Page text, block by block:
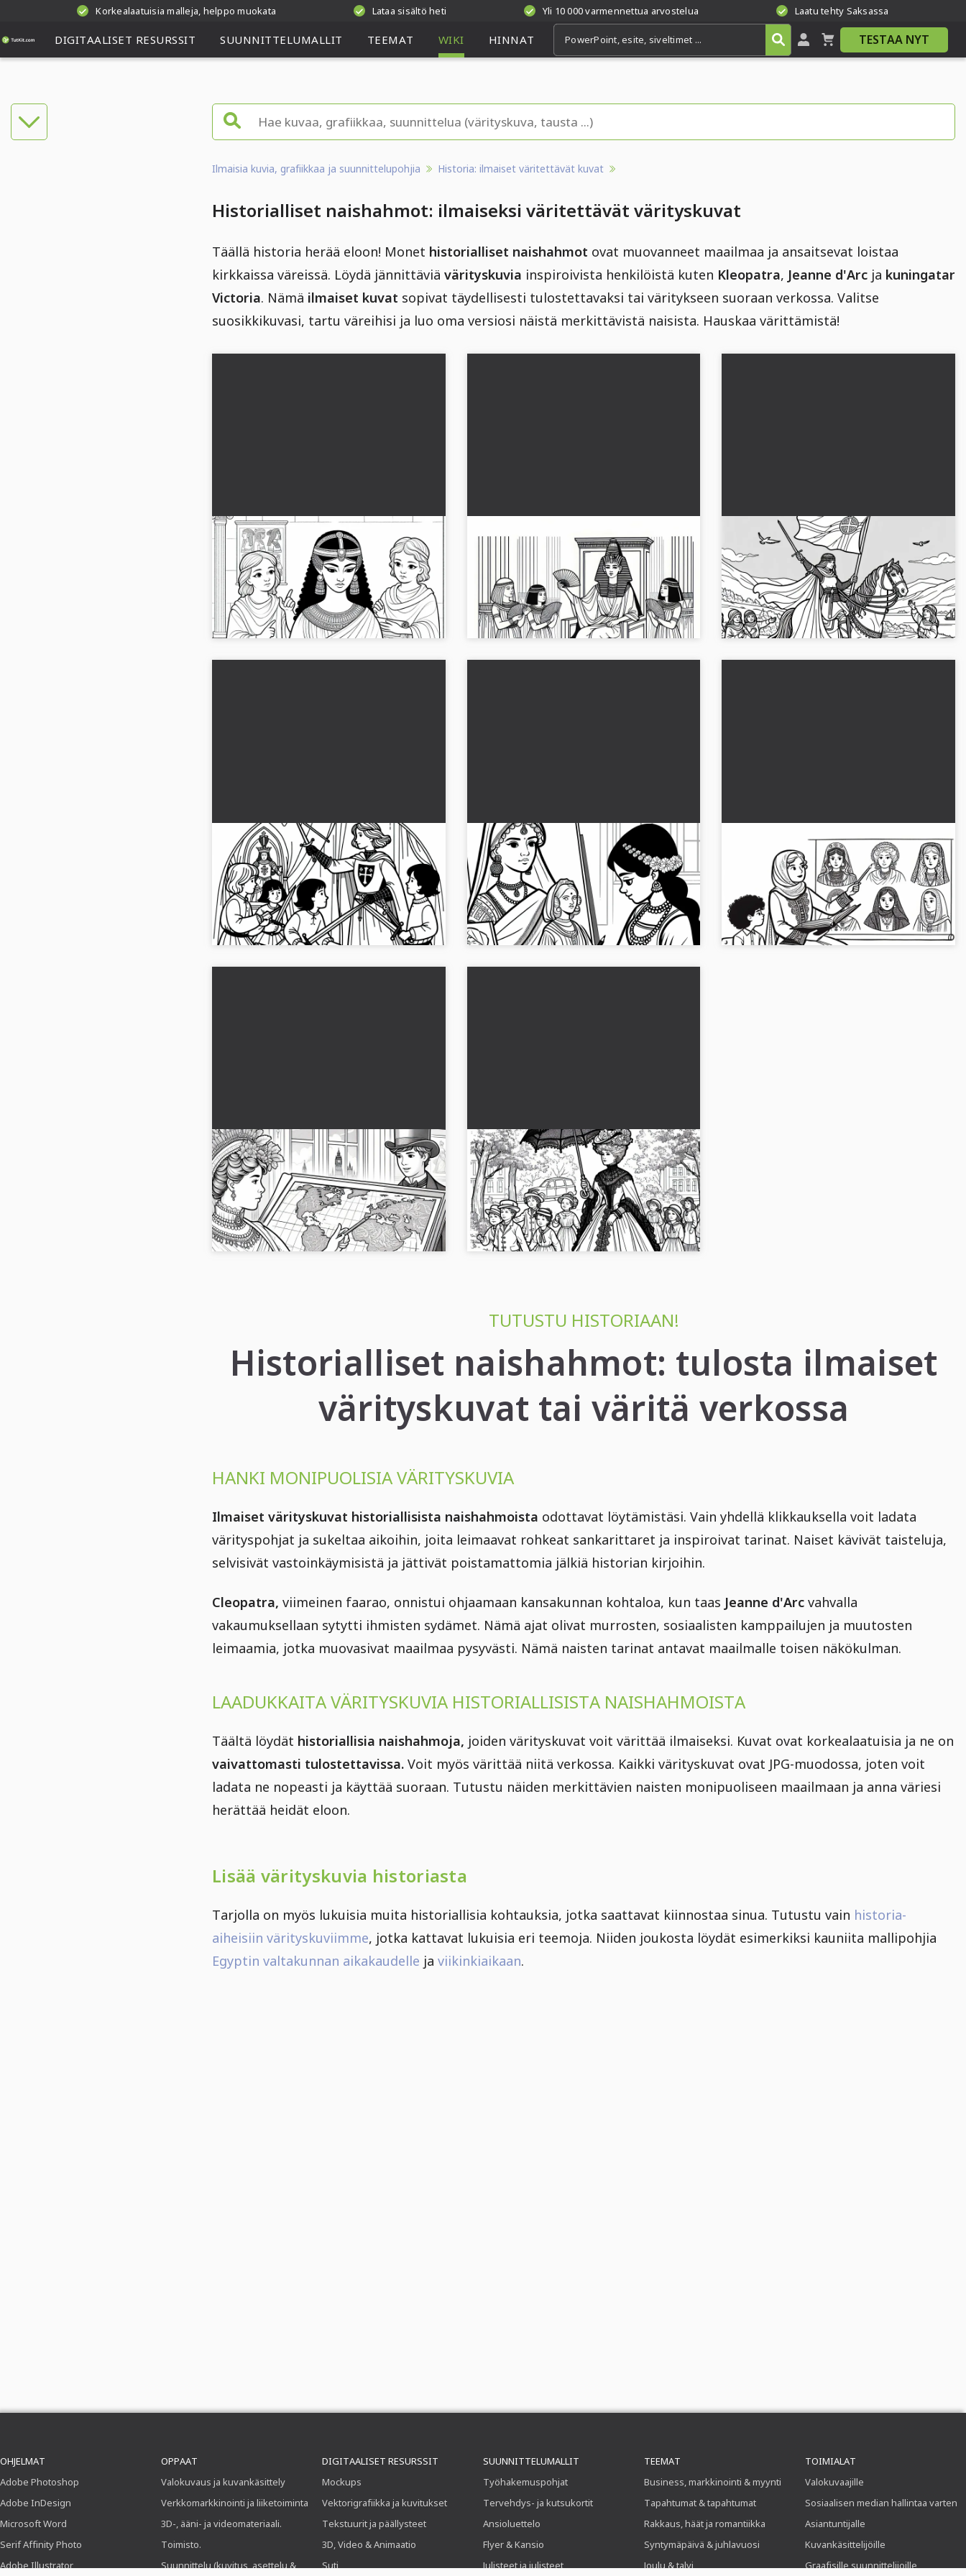
Korkealaatuisia malleja, helppo muokata Lataa sisältö heti Yli 10 000 varmennettua arvostelua Laatu tehty Saksassa
DIGITAALISET RESURSSIT SUUNNITTELUMALLIT TEEMAT WIKI HINNAT TESTAA NYT
Ilmaisia kuvia, grafiikkaa ja suunnittelupohjia Historia: ilmaiset väritettävät kuvat
Historialliset naishahmot: ilmaiseksi väritettävät värityskuvat
Täällä historia herää eloon! Monet historialliset naishahmot ovat muovanneet maailmaa ja ansaitsevat loistaa
kirkkaissa väreissä. Löydä jännittäviä värityskuvia inspiroivista henkilöistä kuten Kleopatra, Jeanne d'Arc ja kuningatar
Victoria. Nämä ilmaiset kuvat sopivat täydellisesti tulostettavaksi tai väritykseen suoraan verkossa. Valitse
suosikkikuvasi, tartu väreihisi ja luo oma versiosi näistä merkittävistä naisista. Hauskaa värittämistä!
Kleopatra ja pergamentit – Ilmainen
värityskuva historiallisista
naisfiguureista
Hanki ilmainen värityskuva Kleopatrista
pergamenttien kanssa. Lataa nyt ja tule
luovaksi....
Kleopatra valtaistuimella – Ilmainen
värityskuva historiallisista naisista
Koe Kleopatran väri kuva valtaistuimella ja
herätä historiallinen hahmo eloon. Lataa se nyt
ilmaiseksi!...
Jeanne d'Arc hevosella ja viirin
kanssa - Ilmainen värityssivupohja
historiallisista naisista
Koe Jeanne d'Arc hevosella värityskuvassa.
Hae ilmainen väritysmalli ja muuta se luovilla
väreillä....
Lapset leikkivät puukeihäillä –
Kohtaus Jeanne d'Arc'in tarinasta
Kohtaa menneisyys ilmaisella
värityskuvallamme. Hanki nyt kohtaus Jeanne
d'Arcista!...
Tyttö maalaa historiallisen
kuningattaren muotokuvan –
Väritettävä kuva historiallisista
naishahmoista
Hae ilmainen värityskuva historiallisesta
kuningattarista ja opi lisää vaikuttavista
naispuolisista hahmoista. Lataa nyt!...
Kuuntelet tarkkaavaisena, kun
opettaja puhuu historian suurista
naisista – värityskuva historiallisista
naisfiguureista
Tutustu jännittävään värityskuvaan, joka
esittää opettajaa historiallisten naispuolisten
hahmojen kanssa. Lataa se ilmaiseksi!...
Nainen osoittaa maailmankarttaa
Victorian aikana - Ilmainen
värityssivu historiallisista naisista
Koe luova värityssivusto, jossa on nainen ja
maailman kartta kuningatar Victorian ajalta.
Hanki ilmainen kuvasi!...
Kuningatar Viktoria sateenvarjon
kanssa kävelyllä puistossa –
Ilmainen värityskuva historiallisista
naisista
Nauti värittämisestä kuningatar Victorian
kävellessä puistossa. Lataa kuva nyt
ilmaiseksi!...
TUTUSTU HISTORIAAN!
Historialliset naishahmot: tulosta ilmaiset
värityskuvat tai väritä verkossa
HANKI MONIPUOLISIA VÄRITYSKUVIA
Ilmaiset värityskuvat historiallisista naishahmoista odottavat löytämistäsi. Vain yhdellä klikkauksella voit ladata
värityspohjat ja sukeltaa aikoihin, joita leimaavat rohkeat sankarittaret ja inspiroivat tarinat. Naiset kävivät taisteluja,
selvisivät vastoinkäymisistä ja jättivät poistamattomia jälkiä historian kirjoihin.
Cleopatra, viimeinen faarao, onnistui ohjaamaan kansakunnan kohtaloa, kun taas Jeanne d'Arc vahvalla
vakaumuksellaan sytytti ihmisten sydämet. Nämä ajat olivat murrosten, sosiaalisten kamppailujen ja muutosten
leimaamia, jotka muovasivat maailmaa pysyvästi. Nämä naisten tarinat antavat maailmalle toisen näkökulman.
LAADUKKAITA VÄRITYSKUVIA HISTORIALLISISTA NAISHAHMOISTA
Täältä löydät historiallisia naishahmoja, joiden värityskuvat voit värittää ilmaiseksi. Kuvat ovat korkealaatuisia ja ne on
vaivattomasti tulostettavissa. Voit myös värittää niitä verkossa. Kaikki värityskuvat ovat JPG-muodossa, joten voit
ladata ne nopeasti ja käyttää suoraan. Tutustu näiden merkittävien naisten monipuoliseen maailmaan ja anna väriesi
herättää heidät eloon.
Lisää värityskuvia historiasta
Tarjolla on myös lukuisia muita historiallisia kohtauksia, jotka saattavat kiinnostaa sinua. Tutustu vain historia-
aiheisiin värityskuviimme, jotka kattavat lukuisia eri teemoja. Niiden joukosta löydät esimerkiksi kauniita mallipohjia
Egyptin valtakunnan aikakaudelle ja viikinkiaikaan.
OHJELMAT
Adobe Photoshop
Adobe InDesign
Microsoft Word
Serif Affinity Photo
Adobe Illustrator
OPPAAT
Valokuvaus ja kuvankäsittely
Verkkomarkkinointi ja liiketoiminta
3D-, ääni- ja videomateriaali.
Toimisto.
Suunnittelu (kuvitus, asettelu &
DIGITAALISET RESURSSIT
Mockups
Vektorigrafiikka ja kuvitukset
Tekstuurit ja päällysteet
3D, Video & Animaatio
Suti
SUUNNITTELUMALLIT
Työhakemuspohjat
Tervehdys- ja kutsukortit
Ansioluettelo
Flyer & Kansio
Julisteet ja julisteet
TEEMAT
Business, markkinointi & myynti
Tapahtumat & tapahtumat
Rakkaus, häät ja romantiikka
Syntymäpäivä & juhlavuosi
Joulu & talvi
TOIMIALAT
Valokuvaajille
Sosiaalisen median hallintaa varten
Asiantuntijalle
Kuvankäsittelijöille
Graafisille suunnittelijoille